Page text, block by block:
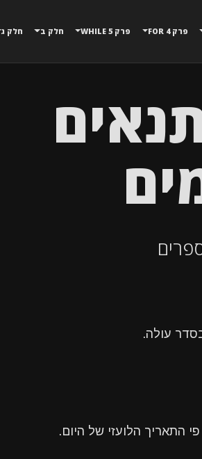
פרק 4 FOR פרק 5 WHILE חלק ב חלק ג
3.4 תנאים
עולה.
התאריך הלועזי של היום.